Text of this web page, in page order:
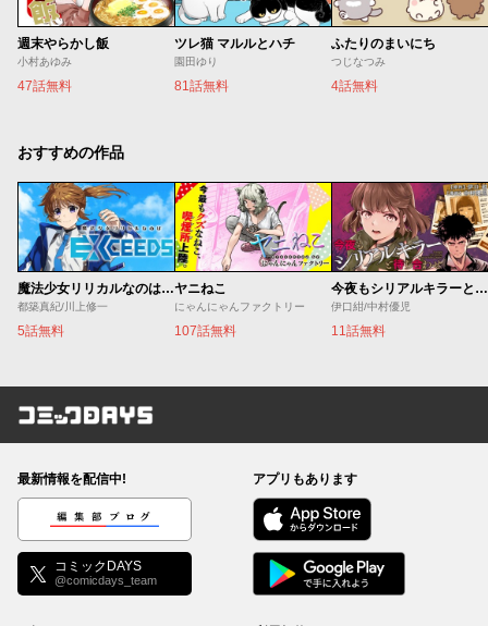
週末やらかし飯
小村あゆみ
47話無料
ツレ猫 マルルとハチ
園田ゆり
81話無料
ふたりのまいにち
つじなつみ
4話無料
おすすめの作品
魔法少女リリカルなのは EXCEEDS
都築真紀/川上修一
5話無料
ヤニねこ
にゃんにゃんファクトリー
107話無料
今夜もシリアルキラーと待ち合わせ
伊口紺/中村優児
11話無料
コミックDAYS
最新情報を配信中!
編集部ブログ
コミックDAYS
@comicdays_team
アプリもあります